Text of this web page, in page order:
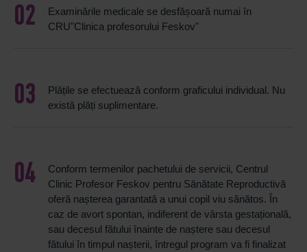
Examinările medicale se desfășoară numai în
CRU"Clinica profesorului Feskov"
Plățile se efectuează conform graficului individual. Nu
există plăți suplimentare.
Conform termenilor pachetului de servicii, Centrul
Clinic Profesor Feskov pentru Sănătate Reproductivă
oferă nașterea garantată a unui copil viu sănătos. În
caz de avort spontan, indiferent de vârsta gestațională,
sau decesul fătului înainte de naștere sau decesul
fătului în timpul nașterii, întregul program va fi finalizat